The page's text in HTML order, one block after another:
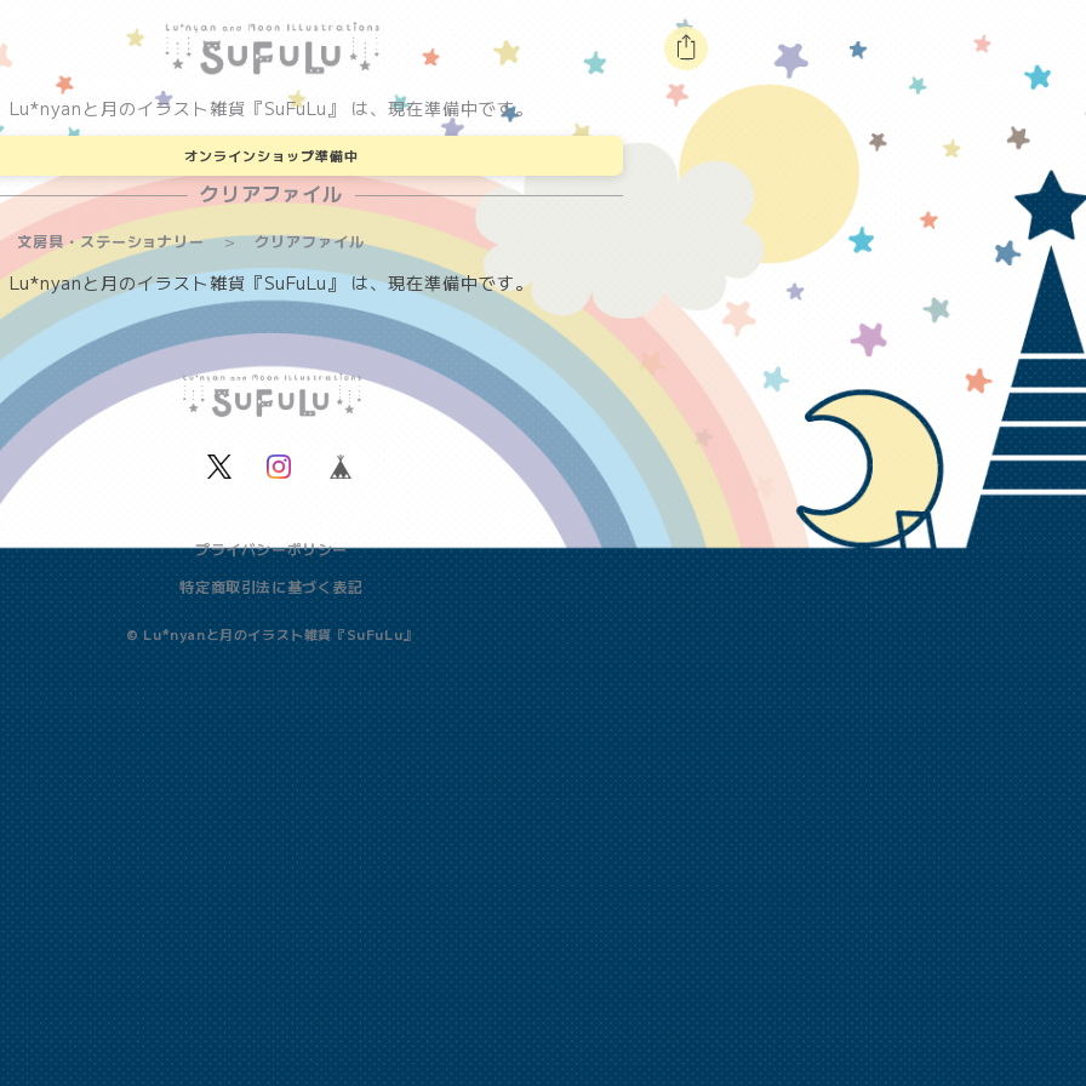
Lu*nyanと月のイラスト雑貨『SuFuLu』 は、現在準備中です。
オンラインショップ準備中
クリアファイル
文房具・ステーショナリー クリアファイル
Lu*nyanと月のイラスト雑貨『SuFuLu』 は、現在準備中です。
プライバシーポリシー
特定商取引法に基づく表記
© Lu*nyanと月のイラスト雑貨『SuFuLu』